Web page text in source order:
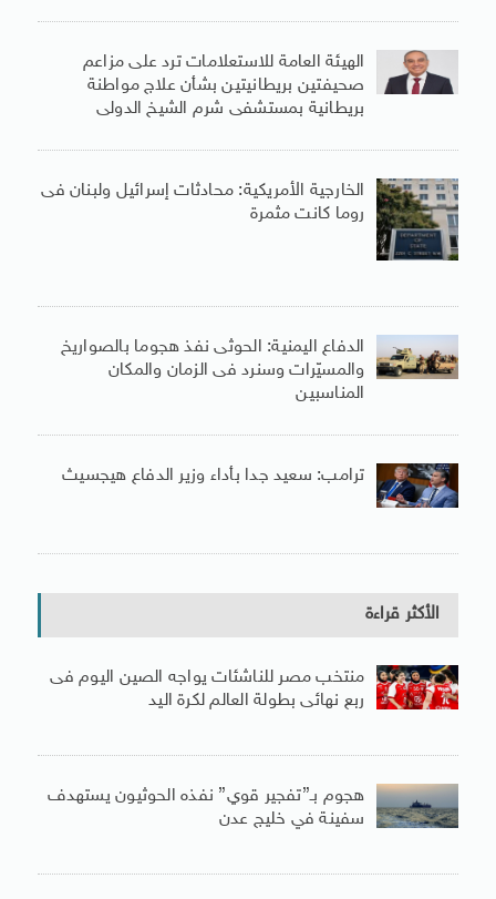
الهيئة العامة للاستعلامات ترد على مزاعم
صحيفتين بريطانيتين بشأن علاج مواطنة
بريطانية بمستشفى شرم الشيخ الدولى
الخارجية الأمريكية: محادثات إسرائيل ولبنان فى
روما كانت مثمرة
الدفاع اليمنية: الحوثى نفذ هجوما بالصواريخ
والمسيّرات وسنرد فى الزمان والمكان
المناسبين
ترامب: سعيد جدا بأداء وزير الدفاع هيجسيث
الأكثر قراءة
منتخب مصر للناشئات يواجه الصين اليوم فى
ربع نهائى بطولة العالم لكرة اليد
هجوم بـ”تفجير قوي” نفذه الحوثيون يستهدف
سفينة في خليج عدن